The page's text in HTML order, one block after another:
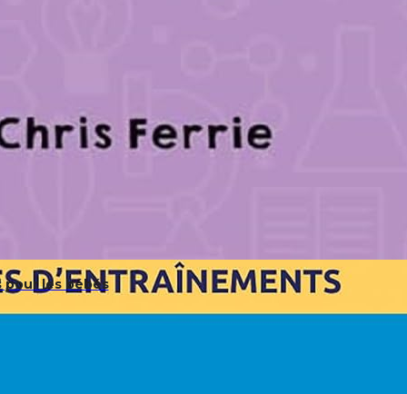
pour les bébés